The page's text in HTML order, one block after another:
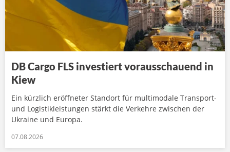
DB Cargo FLS investiert vorausschauend in
Kiew
Ein kürzlich eröffneter Standort für multimodale Transport-
und Logistikleistungen stärkt die Verkehre zwischen der
Ukraine und Europa.
07.08.2026